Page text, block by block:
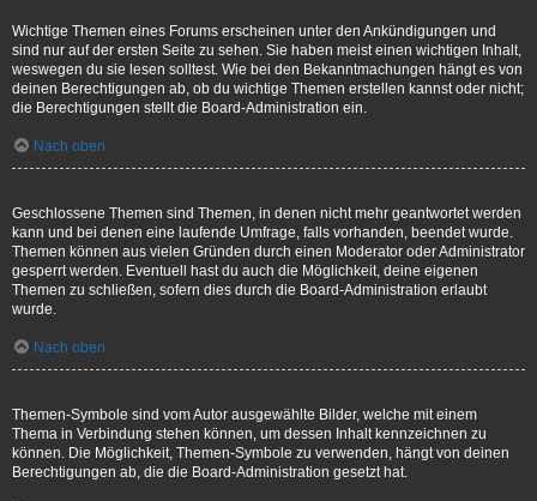
Wichtige Themen eines Forums erscheinen unter den Ankündigungen und
sind nur auf der ersten Seite zu sehen. Sie haben meist einen wichtigen Inhalt,
weswegen du sie lesen solltest. Wie bei den Bekanntmachungen hängt es von
deinen Berechtigungen ab, ob du wichtige Themen erstellen kannst oder nicht;
die Berechtigungen stellt die Board-Administration ein.
Nach oben
Geschlossene Themen sind Themen, in denen nicht mehr geantwortet werden
kann und bei denen eine laufende Umfrage, falls vorhanden, beendet wurde.
Themen können aus vielen Gründen durch einen Moderator oder Administrator
gesperrt werden. Eventuell hast du auch die Möglichkeit, deine eigenen
Themen zu schließen, sofern dies durch die Board-Administration erlaubt
wurde.
Nach oben
Themen-Symbole sind vom Autor ausgewählte Bilder, welche mit einem
Thema in Verbindung stehen können, um dessen Inhalt kennzeichnen zu
können. Die Möglichkeit, Themen-Symbole zu verwenden, hängt von deinen
Berechtigungen ab, die die Board-Administration gesetzt hat.